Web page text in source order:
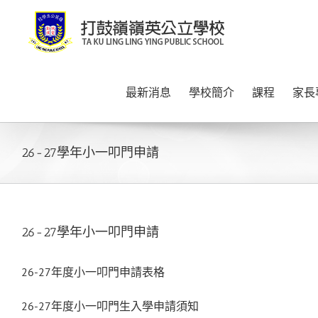
content
最新消息 學校簡介 課程 家
26-27學年小一叩門申請
26-27學年小一叩門申請
26-27年度小一叩門申請表格
26-27年度小一叩門生入學申請須知